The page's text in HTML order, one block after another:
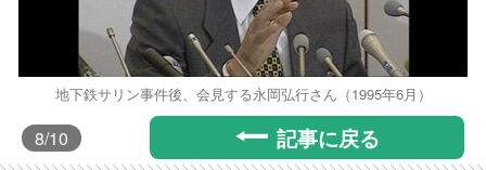
地下鉄サリン事件後、会見する永岡弘行さん（1995年6月）
8/10 記事に戻る